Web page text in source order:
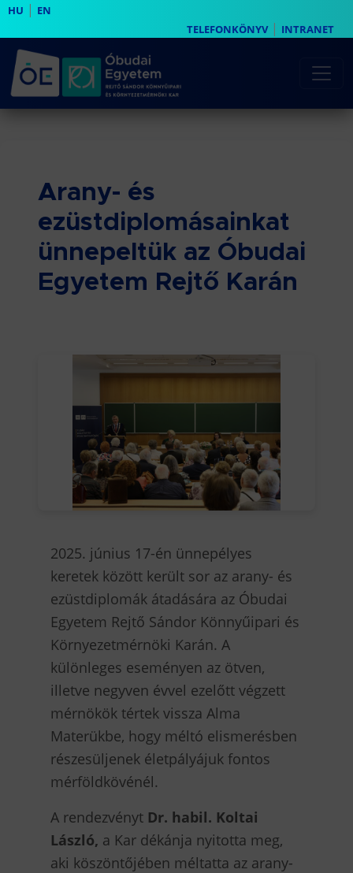
HU | EN
TELEFONKÖNYV| INTRANET
Arany- és
ezüstdiplomásainkat
ünnepeltük az Óbudai
Egyetem Rejtő Karán
2025. június 17-én ünnepélyes
keretek között került sor az arany- és
ezüstdiplomák átadására az Óbudai
Egyetem Rejtő Sándor Könnyűipari és
Környezetmérnöki Karán. A
különleges eseményen az ötven,
illetve negyven évvel ezelőtt végzett
mérnökök tértek vissza Alma
Materükbe, hogy méltó elismerésben
részesüljenek életpályájuk fontos
mérföldkövénél.
A rendezvényt Dr. habil. Koltai
László, a Kar dékánja nyitotta meg,
aki köszöntőjében méltatta az arany-